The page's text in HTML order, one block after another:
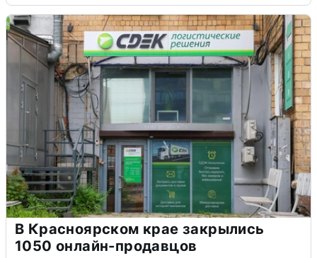
В Красноярском крае закрылись
1050 онлайн-продавцов